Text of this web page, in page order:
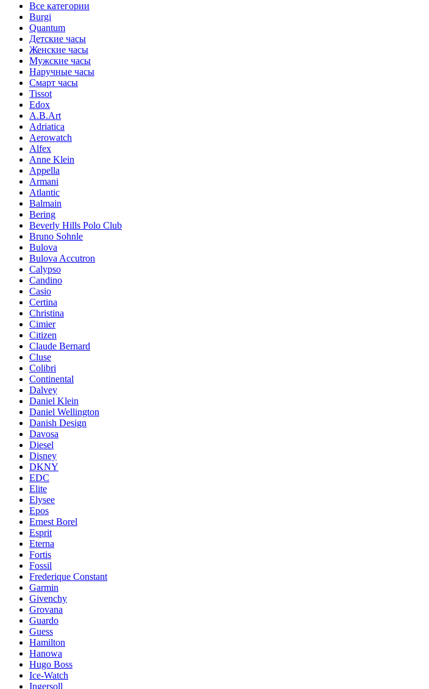
Все категории
Burgi
Quantum
Детские часы
Женские часы
Мужские часы
Наручные часы
Смарт часы
Tissot
Edox
A.B.Art
Adriatica
Aerowatch
Alfex
Anne Klein
Appella
Armani
Atlantic
Balmain
Bering
Beverly Hills Polo Club
Bruno Sohnle
Bulova
Bulova Accutron
Calypso
Candino
Casio
Certina
Christina
Cimier
Citizen
Claude Bernard
Cluse
Colibri
Continental
Dalvey
Daniel Klein
Daniel Wellington
Danish Design
Davosa
Diesel
Disney
DKNY
EDC
Elite
Elysee
Epos
Ernest Borel
Esprit
Eterna
Fortis
Fossil
Frederique Constant
Garmin
Givenchy
Grovana
Guardo
Guess
Hamilton
Hanowa
Hugo Boss
Ice-Watch
Ingersoll